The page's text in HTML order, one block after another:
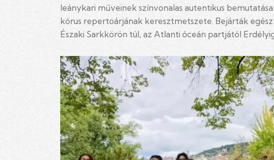
leánykari műveinek színvonalas autentikus
kórus repertoárjának keresztmetszete. Bejárták
Északi Sarkkörön túl, az Atlanti óceán partjától